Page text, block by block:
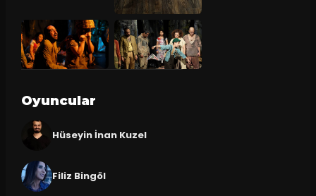
Oyuncular
Hüseyin İnan Kuzel
Filiz Bingöl